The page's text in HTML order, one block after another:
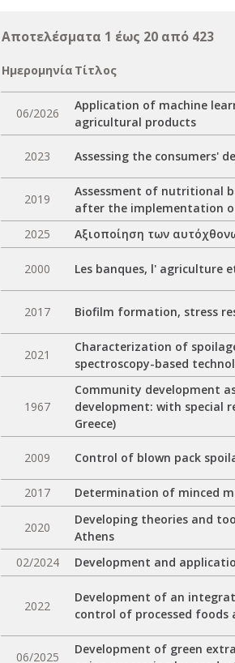
Αποτελέσματα 1 έως 20 από 423
Ημερομηνία Τίτλος
06/2026
Application of machine
agricultural products
2023 Assessing the consumers'
2019
Assessment of nutritional
after the implementation
2025
Aξιοποίηση των
2000 Les banques, l' agriculture
2017 Biofilm formation, stress
2021
Characterization of
spectroscopy-based
1967
Community development
development: with special
Greece)
2009 Control of blown pack
2017
Determination of minced
2020
Developing theories and
Athens
02/2024
Development and
2022
Development of an
control of processed foods
06/2025
Development of green